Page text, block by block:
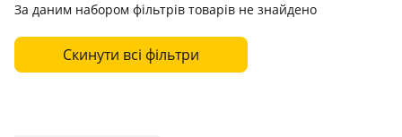
За даним набором фільтрів товарів не знайдено
Скинути всі фільтри